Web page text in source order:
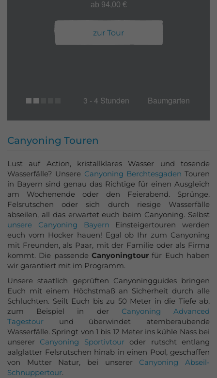
ab 94,00 €
zur Tour
3 - 4 Stunden Baumgarten
Canyoning Touren
Lust auf Action, kristallklares Wasser und tosende
Wasserfälle? Unsere Canyoning Berchtesgaden Touren
in Bayern sind genau das Richtige für einen Ausgleich
am Wochenende oder den Feierabend. Sprünge,
Felsrutschen oder sich durch riesige Wasserfälle
abseilen, all das erwartet euch beim Canyoning. Selbst
unsere Canyoning Bayern Einsteigertouren werden
euch vom Hocker hauen! Egal ob Ihr zum Canyoning
mit Freunden, als Paar, mit der Familie oder als Firma
kommt. Die passende Canyoningtour für Euch haben
wir garantiert mit im Programm.
Unsere staatlich geprüften Canyoningguides bringen
Euch mit einem Höchstmaß an Sicherheit durch alle
Schluchten. Seilt Euch bis zu 50 Meter in die Tiefe ab,
zum Beispiel in der Canyoning Advanced
Tagestour und überwindet atemberaubende
Wasserfälle. Springt von 1 bis 12 Meter ins kühle Nass bei
unserer Canyoning Sportivtouroder rutscht entlang
aalglatter Felsrutschen hinab in einen Pool, geschaffen
von Mutter Natur, bei unserer Canyoning Abseil-
Schnuppertour.